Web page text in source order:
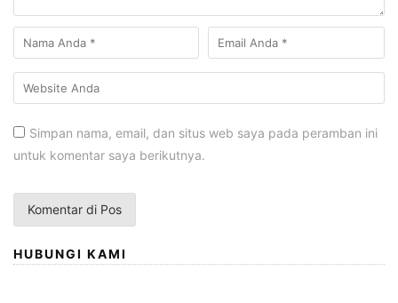
Simpan nama, email, dan situs web saya pada peramban ini
untuk komentar saya berikutnya.
HUBUNGI KAMI